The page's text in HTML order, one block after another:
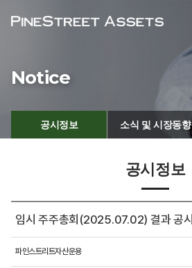
Notice
공시정보 소식 및 시장동향
공시정보
임시 주주총회(2025.07.02) 결과 공시
파인스트리트자산운용